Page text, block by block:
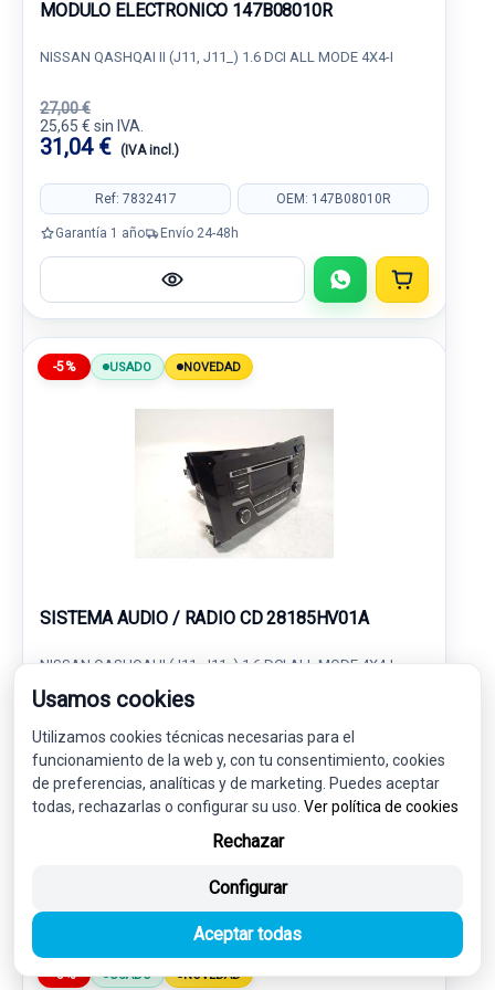
MODULO ELECTRONICO 147B08010R
NISSAN QASHQAI II (J11, J11_) 1.6 DCI ALL MODE 4X4-I
27,00 €
25,65 € sin IVA.
31,04 € (IVA incl.)
Ref: 7832417 OEM: 147B08010R
Garantía 1 año Envío 24-48h
-5% USADO NOVEDAD
SISTEMA AUDIO / RADIO CD 28185HV01A
NISSAN QASHQAI II (J11, J11_) 1.6 DCI ALL MODE 4X4-I
83,60 € sin IVA.
101,16 € (IVA incl.)
Ref: 7832418 OEM: 28185HV01A
Envío 24-48h
-5% USADO NOVEDAD
Usamos cookies
Utilizamos cookies técnicas necesarias para el
funcionamiento de la web y, con tu consentimiento, cookies
de preferencias, analíticas y de marketing. Puedes aceptar
todas, rechazarlas o configurar su uso. Ver política de cookies
Rechazar
Configurar
Aceptar todas